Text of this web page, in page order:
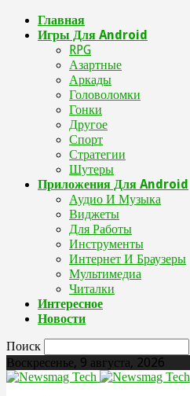
Главная
Игры Для Android
RPG
Азартные
Аркады
Головоломки
Гонки
Другое
Спорт
Стратегии
Шутеры
Приложения Для Android
Аудио И Музыка
Виджеты
Для Работы
Инструменты
Интернет И Браузеры
Мультимедиа
Читалки
Интересное
Новости
Поиск
Воскресенье, 9 августа, 2026